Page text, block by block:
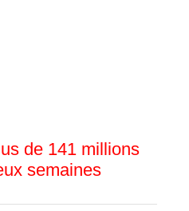
de 141 millions
semaines